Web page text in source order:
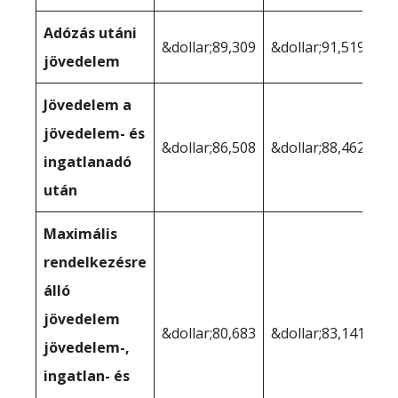
Adózás utáni
jövedelem
&dollar;89,309 &dollar;91,519
Jövedelem a
jövedelem- és
ingatlanadó
után
&dollar;86,508 &dollar;88,462
Maximális
rendelkezésre
álló
jövedelem
jövedelem-,
ingatlan- és
&dollar;80,683 &dollar;83,141